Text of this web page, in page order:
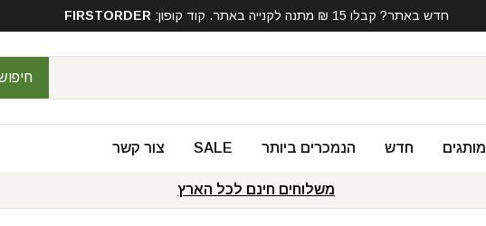
חדש באתר? קבלו 15 ₪ מתנה לקנייה באתר. קוד קופון: FIRSTORDER
מותגים חדש הנמכרים ביותר SALE צור קשר
משלוחים חינם לכל הארץ